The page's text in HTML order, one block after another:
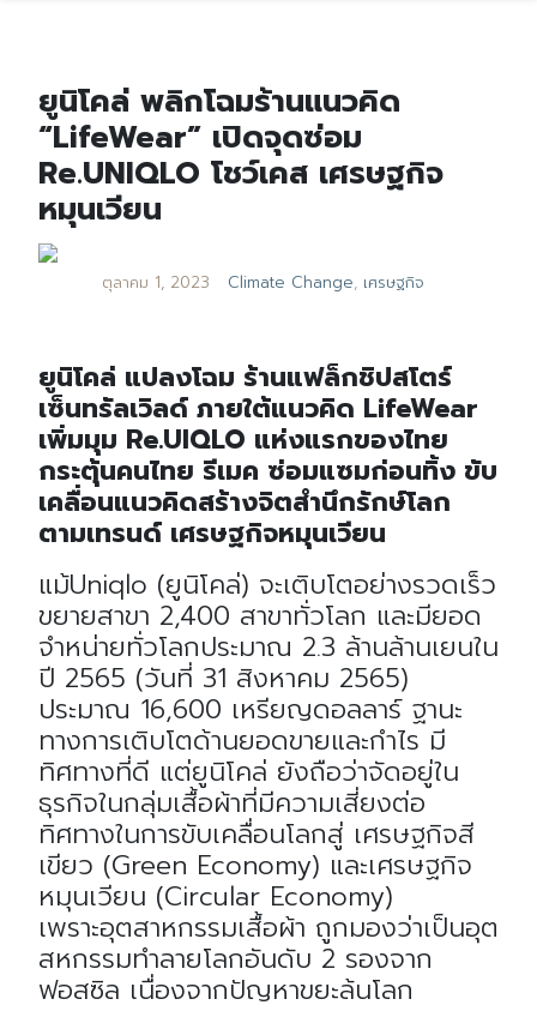
ยูนิโคล่ พลิกโฉมร้านแนวคิด
“LifeWear” เปิดจุดซ่อม
Re.UNIQLO โชว์เคส เศรษฐกิจ
หมุนเวียน
ตุลาคม 1, 2023 Climate Change, เศรษฐกิจ
ยูนิโคล่ แปลงโฉม ร้านแฟล็กชิปสโตร์
เซ็นทรัลเวิลด์ ภายใต้แนวคิด LifeWear
เพิ่มมุม Re.UIQLO แห่งแรกของไทย
กระตุ้นคนไทย รีเมค ซ่อมแซมก่อนทิ้ง ขับ
เคลื่อนแนวคิดสร้างจิตสำนึกรักษ์โลก
ตามเทรนด์ เศรษฐกิจหมุนเวียน
แม้Uniqlo (ยูนิโคล่) จะเติบโตอย่างรวดเร็ว
ขยายสาขา 2,400 สาขาทั่วโลก และมียอด
จำหน่ายทั่วโลกประมาณ 2.3 ล้านล้านเยนใน
ปี 2565 (วันที่ 31 สิงหาคม 2565)
ประมาณ 16,600 เหรียญดอลลาร์ ฐานะ
ทางการเติบโตด้านยอดขายและกำไร มี
ทิศทางที่ดี แต่ยูนิโคล่ ยังถือว่าจัดอยู่ใน
ธุรกิจในกลุ่มเสื้อผ้าที่มีความเสี่ยงต่อ
ทิศทางในการขับเคลื่อนโลกสู่ เศรษฐกิจสี
เขียว (Green Economy) และเศรษฐกิจ
หมุนเวียน (Circular Economy)
เพราะอุตสาหกรรมเสื้อผ้า ถูกมองว่าเป็นอุต
สหกรรมทำลายโลกอันดับ 2 รองจาก
ฟอสซิล เนื่องจากปัญหาขยะล้นโลก